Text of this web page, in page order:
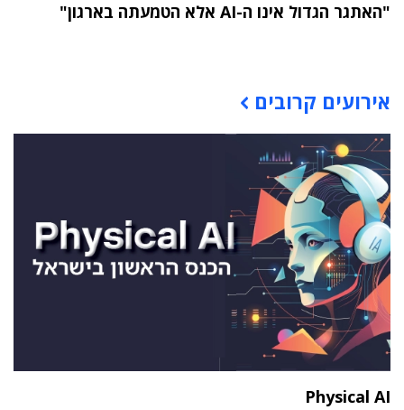
"האתגר הגדול אינו ה-AI אלא הטמעתה בארגון"
אירועים קרובים
Physical AI